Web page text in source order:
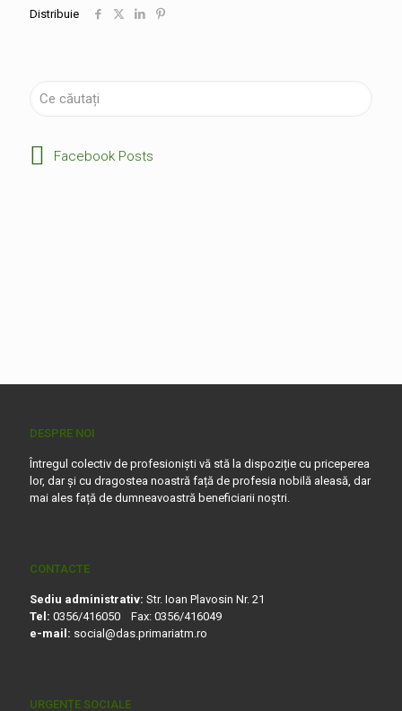
Distribuie
Facebook Posts
DESPRE NOI
Întregul colectiv de profesioniști vă stă la dispoziție cu priceperea
lor, dar și cu dragostea noastră față de profesia nobilă aleasă, dar
mai ales față de dumneavoastră beneficiarii noștri.
CONTACTE
Sediu administrativ: Str. Ioan Plavosin Nr. 21
Tel: 0356/416050 Fax: 0356/416049
e-mail: social@das.primariatm.ro
URGENȚE SOCIALE